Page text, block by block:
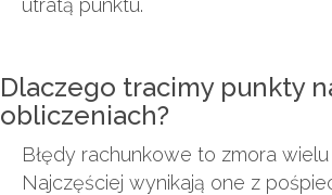
Dlaczego tracimy punkty
obliczeniach?
Błędy rachunkowe to zmora
Najczęściej wynikają one z